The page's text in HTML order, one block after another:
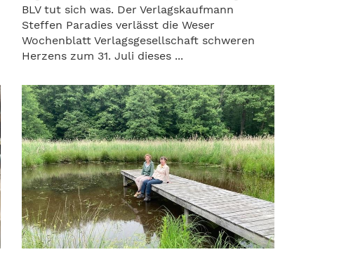
BLV tut sich was. Der Verlagskaufmann
Steffen Paradies verlässt die Weser
Wochenblatt Verlagsgesellschaft schweren
Herzens zum 31. Juli dieses ...